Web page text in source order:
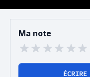
Ma note